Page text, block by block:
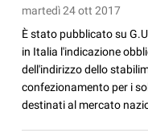
martedì 24 ott 2017
È stato pubblicato su
in Italia l'indicazione
dell'indirizzo dello
confezionamento per i
destinati al mercato